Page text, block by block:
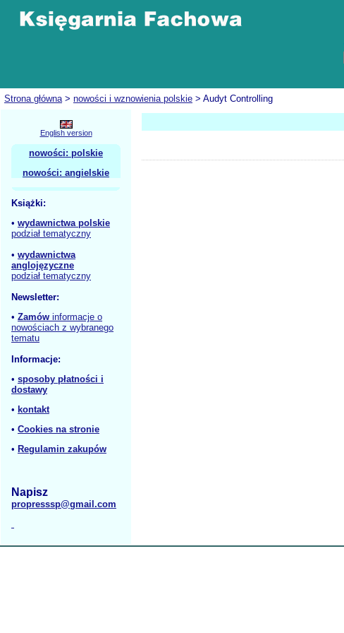
Strona główna> nowości i wznowienia polskie > Audyt Controlling
English version
nowości: polskie
nowości: angielskie
Książki:
• wydawnictwa polskie
podział tematyczny
• wydawnictwa
anglojęzyczne
podział tematyczny
Newsletter:
• Zamów informacje o
nowościach z wybranego
tematu
Informacje:
• sposoby płatności i
dostawy
• kontakt
• Cookies na stronie
• Regulamin zakupów
Napisz
propresssp@gmail.com